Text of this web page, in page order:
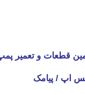
قطعات و تعمیر
اپ / پیامک